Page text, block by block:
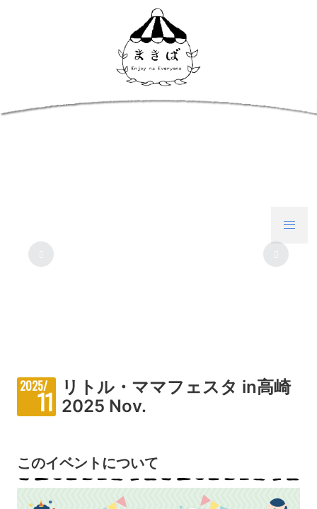
2025/
11
リトル・ママフェスタ in高崎
2025 Nov.
このイベントについて